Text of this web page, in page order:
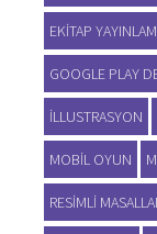
EKITAP
GOOGLE PLAY
ILLUSTRASYON
MOBIL OYUN
RESIMLI